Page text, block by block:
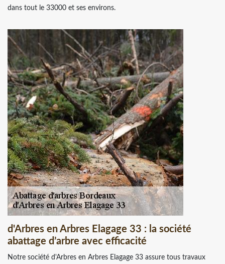
dans tout le 33000 et ses environs.
d'Arbres en Arbres Elagage 33 : la société
abattage d’arbre avec efficacité
Notre société d'Arbres en Arbres Elagage 33 assure tous travaux